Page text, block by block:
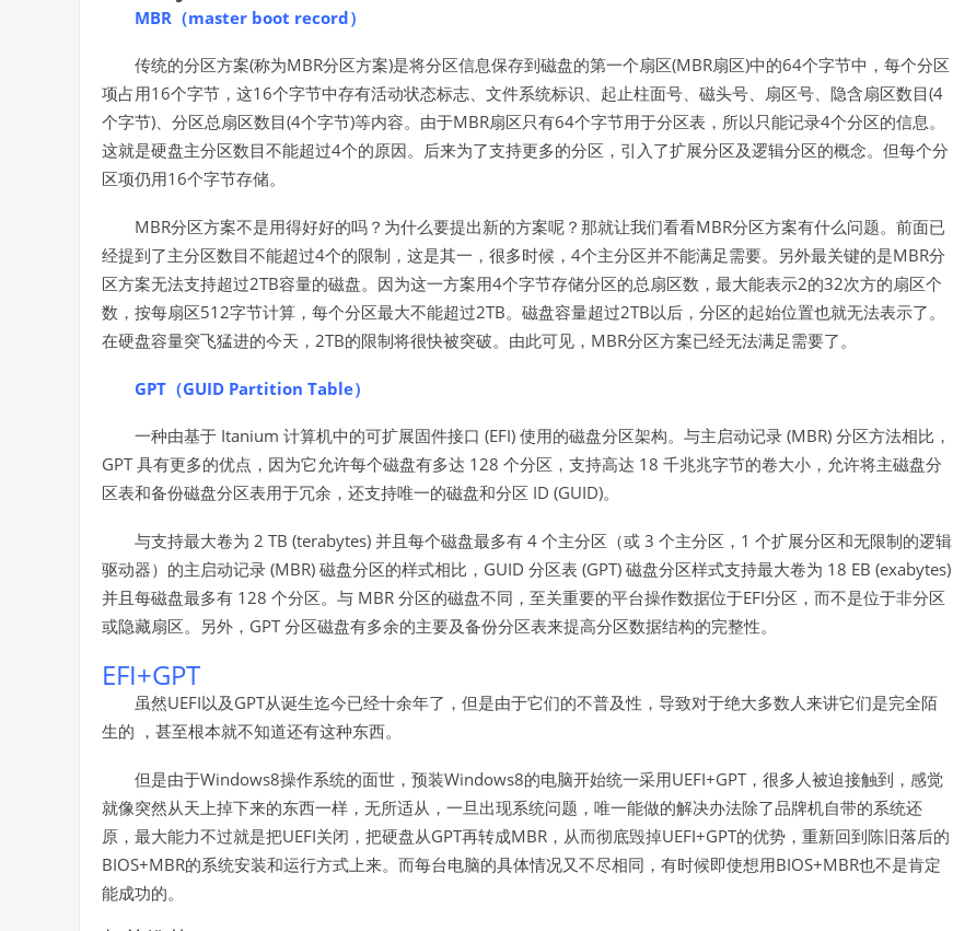
MBR（master boot record）
传统的分区方案(称为MBR分区方案)是将分区信息保存到磁盘的第一个扇区(MBR扇区)中的64个字节中，每个分区
项占用16个字节，这16个字节中存有活动状态标志、文件系统标识、起止柱面号、磁头号、扇区号、隐含扇区数目 (4
个字节) 、分区总扇区数目 (4个字节)等内容。由于MBR扇区只有64个字节用于分区表，所以只能记录4个分区的信息。
这就是硬盘主分区数目不能超过4个的原因。后来为了支持更多的分区，引入了扩展分区及逻辑分区的概念。但每个分
区项仍用16个字节存储。
MBR分区方案不是用得好好的吗？为什么要提出新的方案呢？那就让我们看看MBR分区方案有什么问题。前面已
经提到了主分区数目不能超过4个的限制，这是其一，很多时候， 4个主分区并不能满足需要。另外最关键的是MBR分
区方案无法支持超过2TB容量的磁盘。因为这一方案用4个字节存储分区的总扇区数，最大能表示2的32次方的扇区个
数，按每扇区512字节计算，每个分区最大不能超过2TB。磁盘容量超过2TB以后，分区的起始位置也就无法表示了。
在硬盘容量突飞猛进的今天， 2TB的限制将很快被突破。由此可见， MBR分区方案已经无法满足需要了。
GPT（GUID Partition Table）
一种由基于 Itanium 计算机中的可扩展固件接口 (EFI) 使用的磁盘分区架构。与主启动记录 (MBR) 分区方法相比，
GPT具有更多的优点，因为它允许每个磁盘有多达 128 个分区，支持高达 18 千兆兆字节的卷大小，允许将主磁盘分
区表和备份磁盘分区表用于冗余，还支持唯一的磁盘和分区 ID (GUID)。
与支持最大卷为 2 TB (terabytes) 并且每个磁盘最多有 4 个主分区（或 3 个主分区， 1 个扩展分区和无限制的逻辑
驱动器）的主启动记录 (MBR) 磁盘分区的样式相比， GUID 分区表 (GPT) 磁盘分区样式支持最大卷为 18 EB (exabytes)
并且每磁盘最多有 128 个分区。与 MBR 分区的磁盘不同，至关重要的平台操作数据位于EFI分区，而不是位于非分区
或隐藏扇区。另外， GPT分区磁盘有多余的主要及备份分区表来提高分区数据结构的完整性。
EFI+GPT
虽然UEFI以及 GPT从诞生迄今已经十余年了，但是由于它们的不普及性，导致对于绝大多数人来讲它们是完全陌
生的
，甚至根本就不知道还有这种东西。
但是由于Windows8操作系统的面世，预装Windows8的电脑开始统一采用UEFI+GPT，很多人被迫接触到，感觉
就像突然从天上掉下来的东西一样，无所适从，一旦出现系统问题，唯一能做的解决办法除了品牌机自带的系统还
原，最大能力不过就是把UEFI关闭，把硬盘从GPT再转成MBR ，从而彻底毁掉UEFI+GPT的优势，重新回到陈旧落后的
BIOS+MBR的系统安装和运行方式上来。而每台电脑的具体情况又不尽相同，有时候即使想用BIOS+MBR也不是肯定
能成功的。